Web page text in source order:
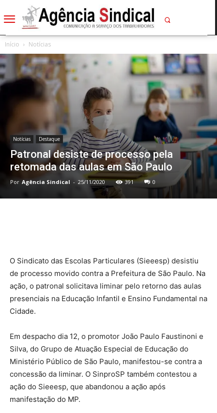
Início Notícias
Notícias Destaque
Patronal desiste de processo pela
retomada das aulas em São Paulo
Por Agência Sindical - 25/11/2020 391 0
O Sindicato das Escolas Particulares (Sieeesp) desistiu
de processo movido contra a Prefeitura de São Paulo. Na
ação, o patronal solicitava liminar pelo retorno das aulas
presenciais na Educação Infantil e Ensino Fundamental na
Cidade.
Em despacho dia 12, o promotor João Paulo Faustinoni e
Silva, do Grupo de Atuação Especial de Educação do
Ministério Público de São Paulo, manifestou-se contra a
concessão da liminar. O SinproSP também contestou a
ação do Sieeesp, que abandonou a ação após
manifestação do MP.